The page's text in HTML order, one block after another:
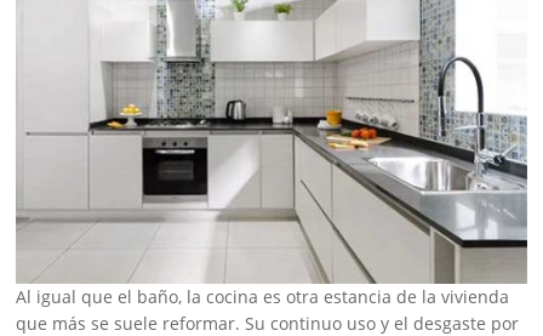
Al igual que el baño, la cocina es otra estancia de la vivienda
que más se suele reformar. Su continuo uso y el desgaste por